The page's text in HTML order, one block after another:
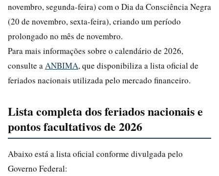
novembro, segunda-feira) com o Dia da Consciência Negra
(20 de novembro, sexta-feira), criando um período
prolongado no mês de novembro.
Para mais informações sobre o calendário de 2026,
consulte a ANBIMA, que disponibiliza a lista oficial de
feriados nacionais utilizada pelo mercado financeiro.
Lista completa dos feriados nacionais e
pontos facultativos de 2026
Abaixo está a lista oficial conforme divulgada pelo
Governo Federal: